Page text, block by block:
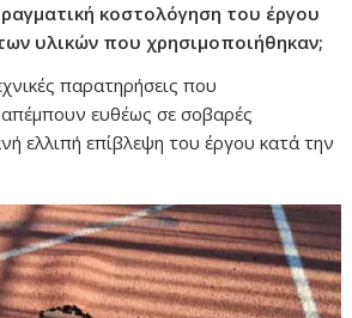
κοστολόγηση του έργου
υλικών που χρησιμοποιήθηκαν;
παρατηρήσεις που
ευθέως σε σοβαρές
ελλιπή επίβλεψη του έργου κατά την